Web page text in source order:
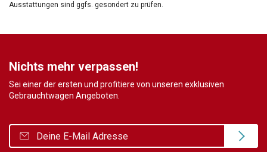
Ausstattungen sind ggfs. gesondert zu prüfen.
Nichts mehr verpassen!
Sei einer der ersten und profitiere von unseren exklusiven
Gebrauchtwagen Angeboten.